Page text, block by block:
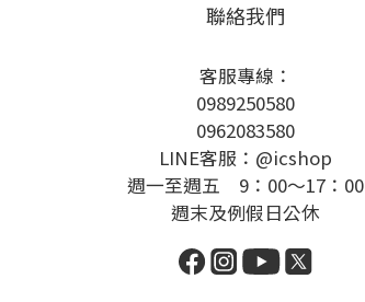
聯絡我們
客服專線：
0989250580
0962083580
LINE客服：@icshop
週一至週五 9：00～17：00
週末及例假日公休